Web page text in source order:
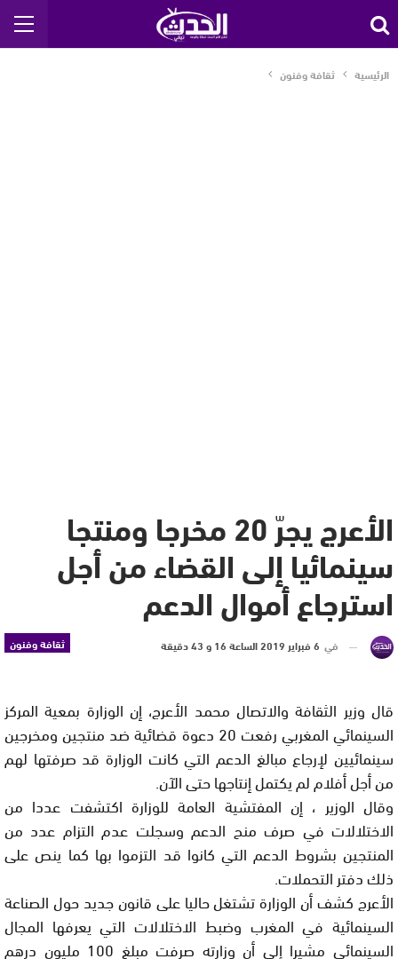
الرئيسية ثقافة وفنون
الأعرج يجرّ 20 مخرجا ومنتجا
سينمائيا إلى القضاء من أجل
استرجاع أموال الدعم
ثقافة وفنون في 6 فبراير 2019 الساعة 16 و 43 دقيقة
قال وزير الثقافة والاتصال محمد الأعرج، إن الوزارة بمعية المركز
السينمائي المغربي رفعت 20 دعوة قضائية ضد منتجين ومخرجين
سينمائيين لإرجاع مبالغ الدعم التي كانت الوزارة قد صرفتها لهم
من أجل أفلام لم يكتمل إنتاجها حتى الآن.
وقال الوزير ، إن المفتشية العامة للوزارة اكتشفت عددا من
الاختلالات في صرف منح الدعم وسجلت عدم التزام عدد من
المنتجين بشروط الدعم التي كانوا قد التزموا بها كما ينص على
ذلك دفتر التحملات.
الأعرج كشف أن الوزارة تشتغل حاليا على قانون جديد حول الصناعة
السينمائية في المغرب وضبط الاختلالات التي يعرفها المجال
السينمائي مشيرا إلى أن وزارته صرفت مبلغ 100 مليون درهم